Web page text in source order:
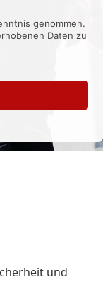
genommen.
Daten zu
und